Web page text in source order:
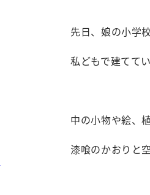
先日、娘の小学
私どもで建てて
中の小物や絵、
漆喰のかおりと